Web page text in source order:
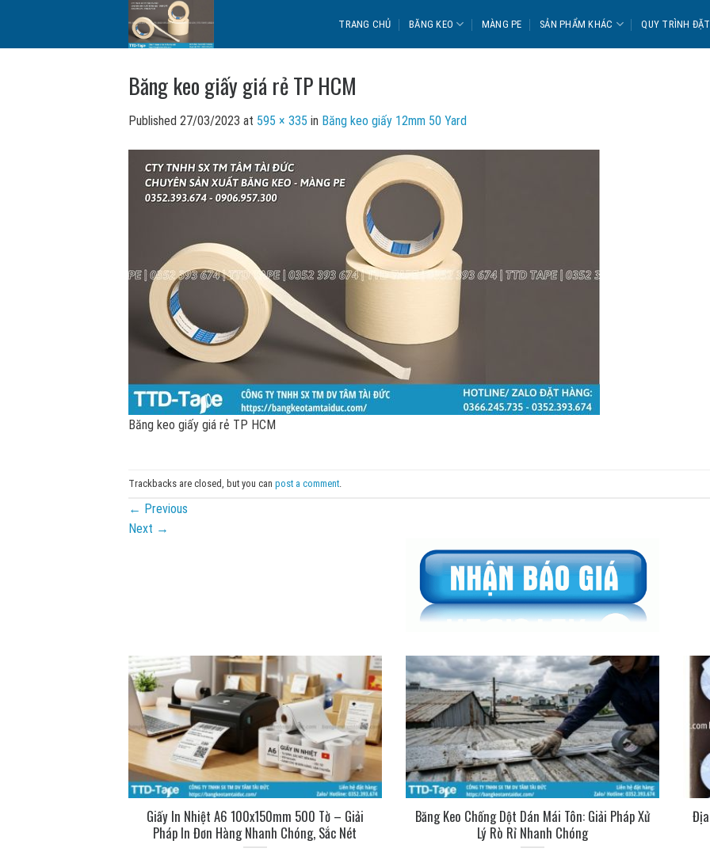
content
TRANG CHỦ BĂNG KEO MÀNG PE SẢN PHẨM KHÁC QUY TRÌNH
Băng keo giấy giá rẻ TP HCM
Published 27/03/2023 at 595 × 335 in Băng keo giấy 12mm 50 Yard
Băng keo giấy giá rẻ TP HCM
Trackbacks are closed, but you can post a comment
← Previous
Next →
Giấy In Nhiệt A6 100x150mm 500 Tờ – Giải
Pháp In Đơn Hàng Nhanh Chóng, Sắc Nét
Băng Keo Chống Dột Dán Mái Tôn: Giải Pháp Xử
Lý Rò Rỉ Nhanh Chóng